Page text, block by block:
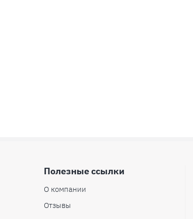
Полезные ссылки
О компании
Отзывы